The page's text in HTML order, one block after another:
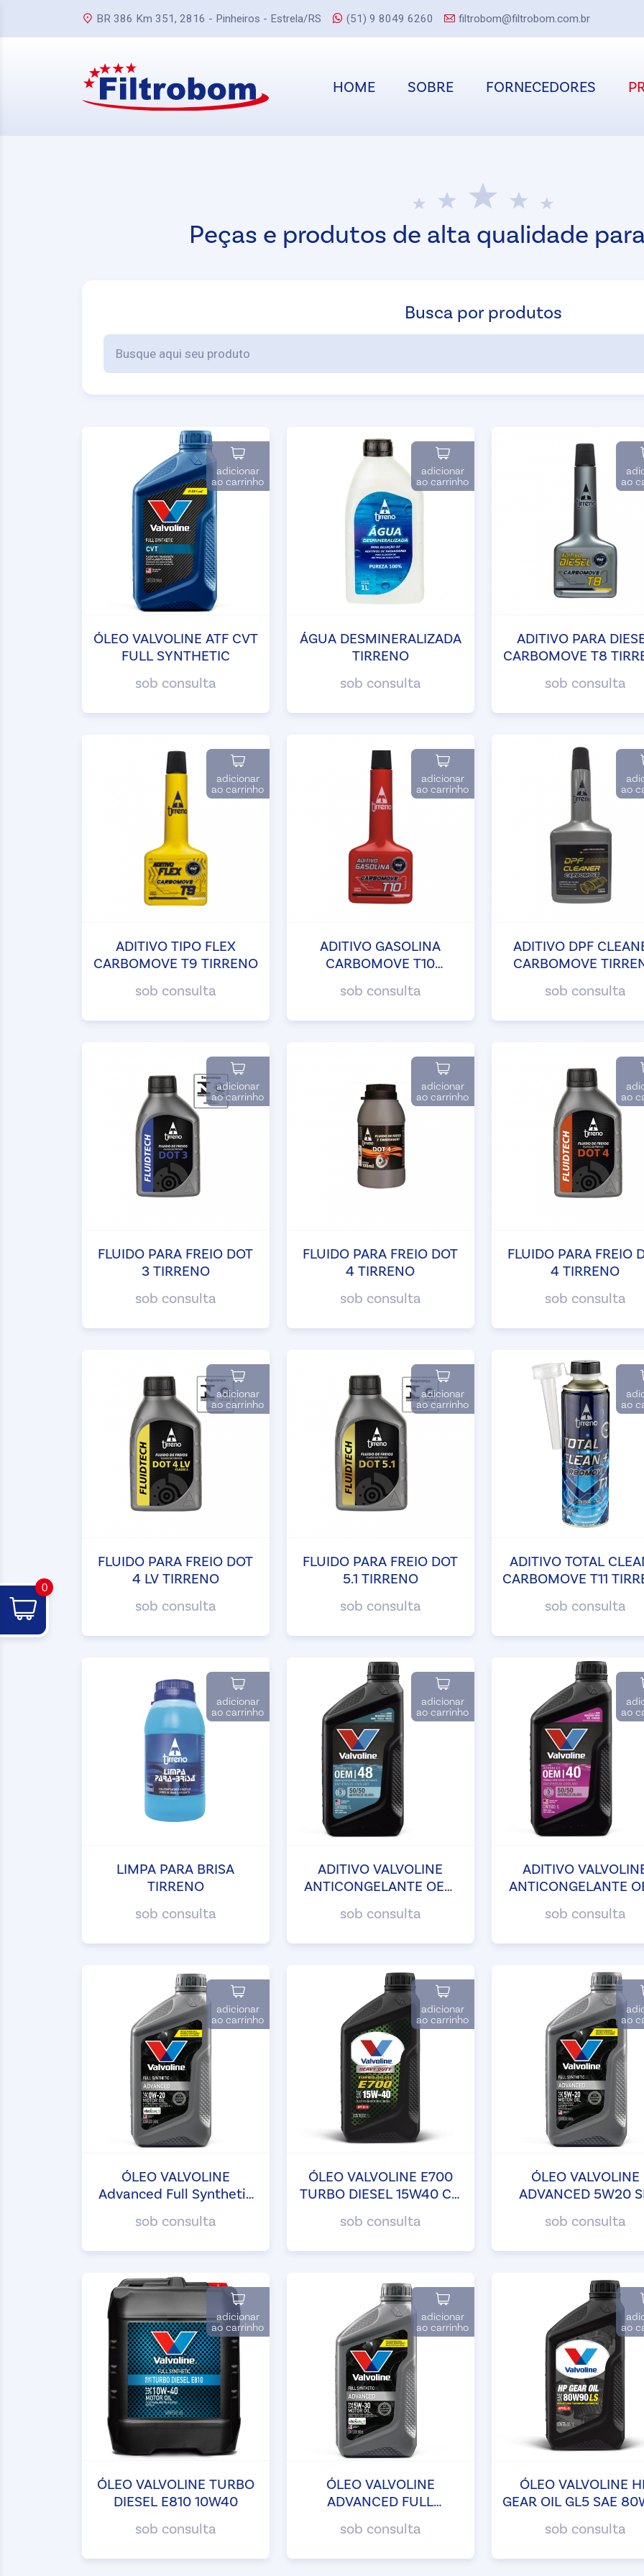
BR 386 Km 351, 2816 - Pinheiros - Estrela/RS (51) 9 8049 6260 filtrobom@filtrobom.com.br
HOME SOBRE FORNECEDORES
Peças e produtos de alta qualidade
Busca por produtos
adicionar
ao carrinho
ÓLEO VALVOLINE ATF CVT
FULL SYNTHETIC
sob consulta
adicionar
ao carrinho
ÁGUA DESMINERALIZADA
TIRRENO
sob consulta
ao
ADITIVO PARA
CARBOMOVE T8
sob consulta
adicionar
ao carrinho
ADITIVO TIPO FLEX
CARBOMOVE T9 TIRRENO
sob consulta
adicionar
ao carrinho
ADITIVO GASOLINA
CARBOMOVE T10
sob consulta
ao
ADITIVO DPF
CARBOMOVE
sob consulta
adicionar
ao carrinho
FLUIDO PARA FREIO DOT
3 TIRRENO
sob consulta
adicionar
ao carrinho
FLUIDO PARA FREIO DOT
4 TIRRENO
sob consulta
ao
FLUIDO PARA FREIO
4 TIRRENO
sob consulta
adicionar
ao carrinho
FLUIDO PARA FREIO DOT
4 LV TIRRENO
sob consulta
adicionar
ao carrinho
FLUIDO PARA FREIO DOT
5.1 TIRRENO
sob consulta
ao
ADITIVO TOTAL
CARBOMOVE T11
sob consulta
adicionar
ao carrinho
LIMPA PARA BRISA
TIRRENO
sob consulta
adicionar
ao carrinho
ADITIVO VALVOLINE
ANTICONGELANTE OEM
sob consulta
ao
ADITIVO
ANTICONGELANTE
sob consulta
adicionar
ao carrinho
ÓLEO VALVOLINE
Advanced Full Synthetic
sob consulta
adicionar
ao carrinho
ÓLEO VALVOLINE E700
TURBO DIESEL 15W40 CI-
sob consulta
ao
ÓLEO VALVOLINE
ADVANCED 5W20
sob consulta
adicionar
ao carrinho
ÓLEO VALVOLINE TURBO
DIESEL E810 10W40
sob consulta
adicionar
ao carrinho
ÓLEO VALVOLINE
ADVANCED FULL
sob consulta
ao
ÓLEO VALVOLINE
GEAR OIL GL5 SAE
sob consulta
0